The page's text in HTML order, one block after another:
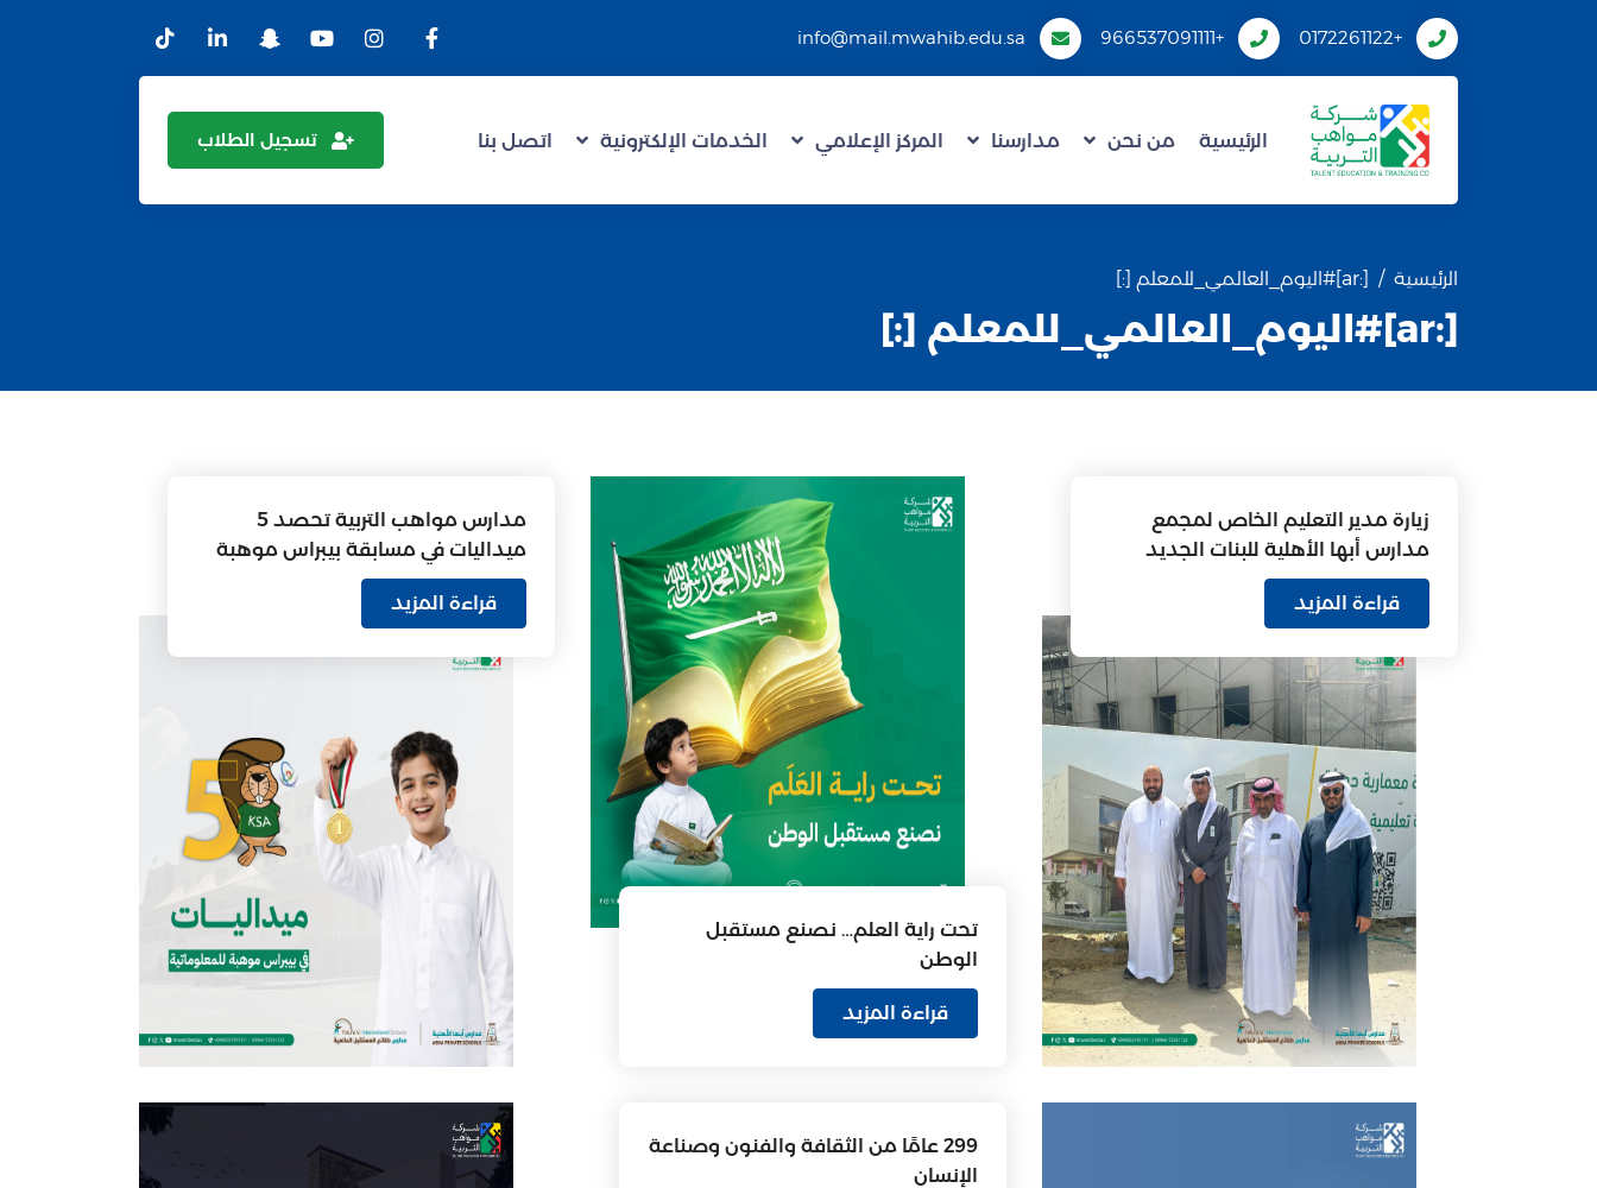
+0172261122
+966537091111
info@mail.mwahib.edu.sa
الرئيسية من نحن مدارسنا المركز الإعلامي الخدمات الإلكترونية اتصل بنا تسجيل الطلاب
الرئيسية [:ar]#اليوم_العالمي_للمعلم [:]
[:ar]#اليوم_العالمي_للمعلم [:]
زيارة مدير التعليم الخاص لمجمع
مدارس أبها الأهلية للبنات الجديد
قراءة المزيد
تحت راية العلم… نصنع مستقبل
الوطن
قراءة المزيد
مدارس مواهب التربية تحصد 5
ميداليات في مسابقة بيبراس موهبة
للمعلوماتية
قراءة المزيد
299 عامًا من الثقافة والفنون وصناعة
الإنسان